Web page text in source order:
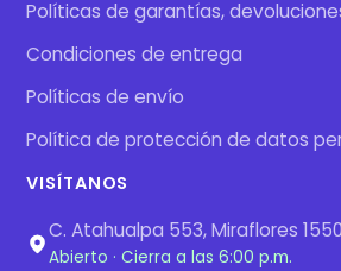
Políticas de garantías,
Condiciones de entrega
Políticas de envío
Política de protección de datos
VISÍTANOS
C. Atahualpa 553, Miraflores
Abierto · Cierra a las 6:00 p.m.